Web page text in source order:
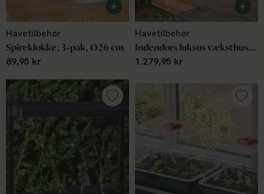
Havetilbehør
Spireklokke, 3-pak, Ø26 cm
89,95 kr
Havetilbehør
Indendørs luksus væksthus, 62x40x47 cm
1.279,95 kr